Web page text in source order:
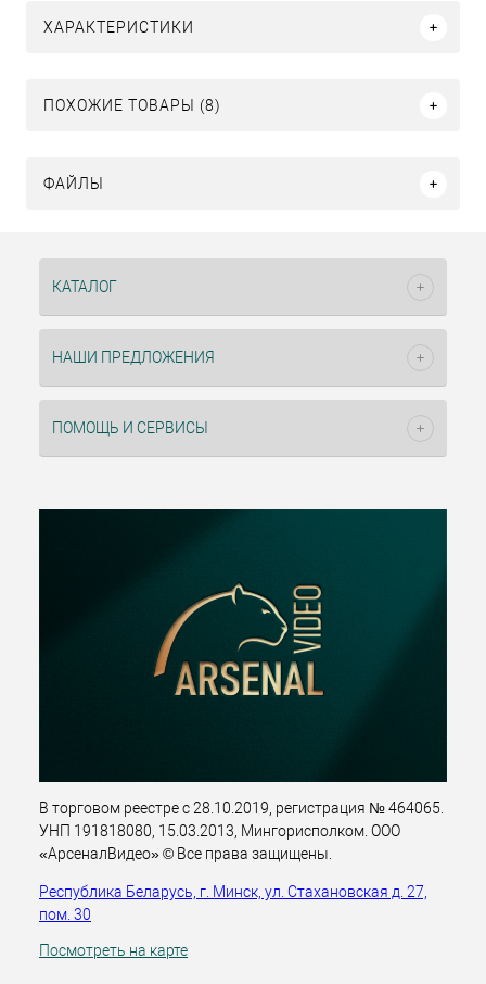
ХАРАКТЕРИСТИКИ
ПОХОЖИЕ ТОВАРЫ (8)
ФАЙЛЫ
КАТАЛОГ
НАШИ ПРЕДЛОЖЕНИЯ
ПОМОЩЬ И СЕРВИСЫ
В торговом реестре с 28.10.2019, регистрация № 464065.
УНП 191818080, 15.03.2013, Мингорисполком. ООО
«АрсеналВидео» © Все права защищены.
Республика Беларусь, г. Минск, ул. Стахановская д. 27,
пом. 30
Посмотреть на карте